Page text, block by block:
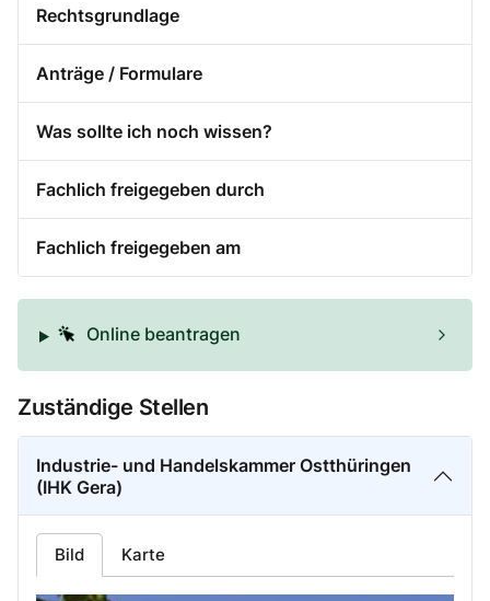
Rechtsgrundlage
Anträge / Formulare
Was sollte ich noch wissen?
Fachlich freigegeben durch
Fachlich freigegeben am
Online beantragen
Zuständige Stellen
Industrie- und Handelskammer Ostthüringen
(IHK Gera)
Bild Karte